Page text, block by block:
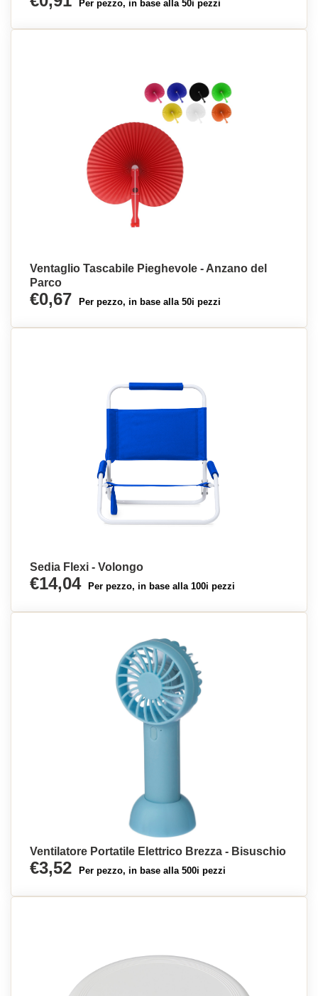
Per pezzo, in base alla 50i pezzi
Ventaglio Tascabile Pieghevole - Anzano del
Parco
€0,67 Per pezzo, in base alla 50i pezzi
Sedia Flexi - Volongo
€14,04 Per pezzo, in base alla 100i pezzi
Ventilatore Portatile Elettrico Brezza - Bisuschio
€3,52 Per pezzo, in base alla 500i pezzi